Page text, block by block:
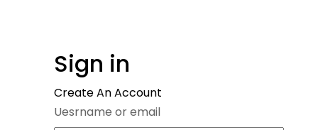
Sign in
Create An Account
Uesrname or email